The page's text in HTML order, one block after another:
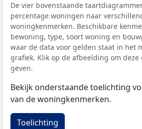
De vier bovenstaande
percentage woningen naar
woningkenmerken. Beschikbare
bewoning, type, soort woning en
waar de data voor gelden staat in het
grafiek. Klik op de afbeelding om
geven.
Bekijk onderstaande toelichting
van de woningkenmerken.
Toelichting